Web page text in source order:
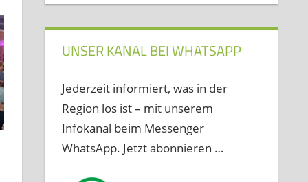
UNSER KANAL BEI WHATSAPP
Jederzeit informiert, was in der
Region los ist – mit unserem
Infokanal beim Messenger
WhatsApp. Jetzt abonnieren …